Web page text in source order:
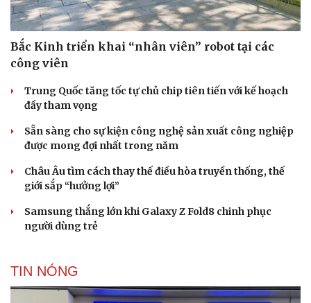
Cải chính
Bắc Kinh triển khai “nhân viên” robot tại các
công viên
Trung Quốc tăng tốc tự chủ chip tiên tiến với kế hoạch
đầy tham vọng
Sẵn sàng cho sự kiện công nghệ sản xuất công nghiệp
được mong đợi nhất trong năm
Châu Âu tìm cách thay thế điều hòa truyền thống, thế
giới sắp “hưởng lợi”
Samsung thắng lớn khi Galaxy Z Fold8 chinh phục
người dùng trẻ
TIN NÓNG